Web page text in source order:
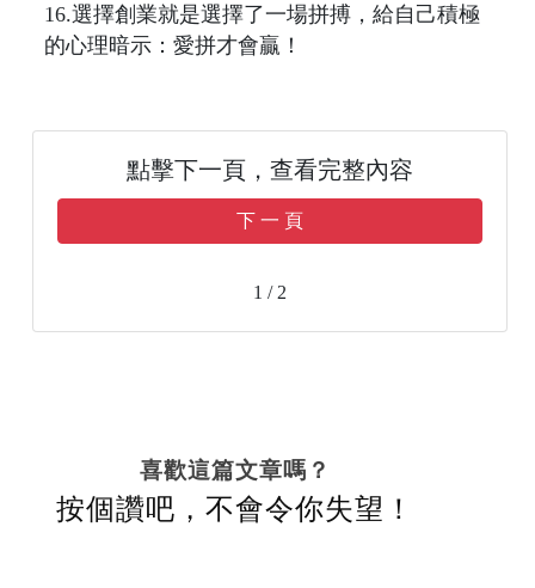
16.選擇創業就是選擇了一場拼搏，給自己積極
的心理暗示：愛拼才會贏！
點擊下一頁，查看完整內容
下 一 頁
1 / 2
喜歡這篇文章嗎？
按個讚吧，不會令你失望！